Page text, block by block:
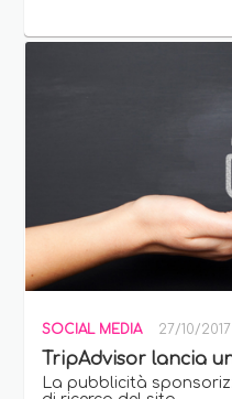
SOCIAL MEDIA 27/10/2017
TripAdvisor lancia
La pubblicità